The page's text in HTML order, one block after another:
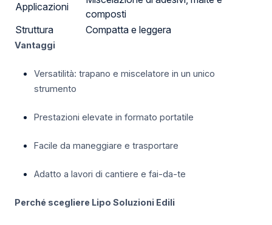
Applicazioni
composti
Struttura
Compatta e leggera
Vantaggi
Versatilità: trapano e miscelatore in un unico
strumento
Prestazioni elevate in formato portatile
Facile da maneggiare e trasportare
Adatto a lavori di cantiere e fai-da-te
Perché scegliere Lipo Soluzioni Edili